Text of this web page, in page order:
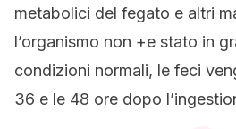
metabolici del fegato e altri
l’organismo non +e stato in
condizioni normali, le feci
36 e le 48 ore dopo